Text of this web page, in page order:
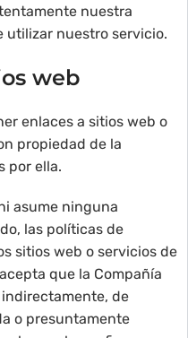
nuestra
utilizar nuestro servicio.
web
enlaces a sitios web o
propiedad de la
por ella.
asume ninguna
las políticas de
sitios web o servicios de
que la Compañía
de
o presuntamente